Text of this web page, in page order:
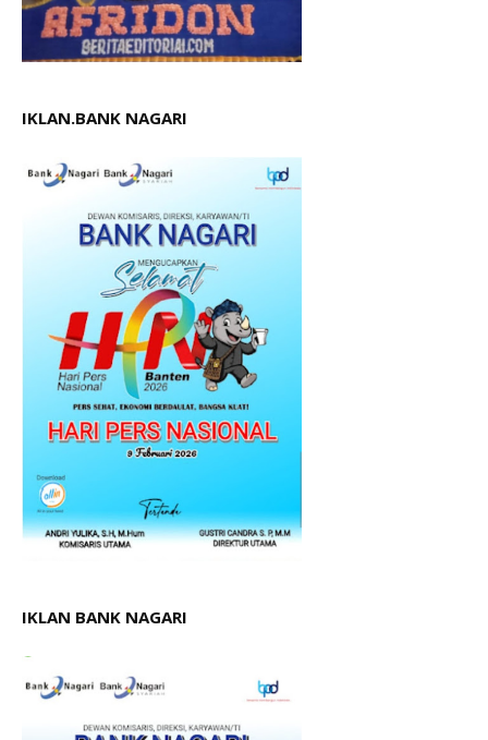
IKLAN.BANK NAGARI
IKLAN BANK NAGARI